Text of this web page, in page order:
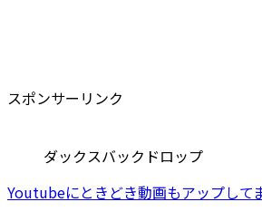
スポンサーリンク
ダックスバックドロップ
Youtubeにときどき動画もアップして